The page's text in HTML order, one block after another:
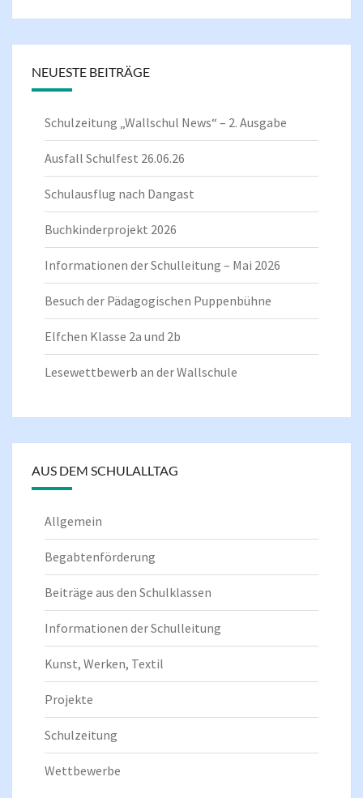
NEUESTE BEITRÄGE
Schulzeitung „Wallschul News“ – 2. Ausgabe
Ausfall Schulfest 26.06.26
Schulausflug nach Dangast
Buchkinderprojekt 2026
Informationen der Schulleitung – Mai 2026
Besuch der Pädagogischen Puppenbühne
Elfchen Klasse 2a und 2b
Lesewettbewerb an der Wallschule
AUS DEM SCHULALLTAG
Allgemein
Begabtenförderung
Beiträge aus den Schulklassen
Informationen der Schulleitung
Kunst, Werken, Textil
Projekte
Schulzeitung
Wettbewerbe